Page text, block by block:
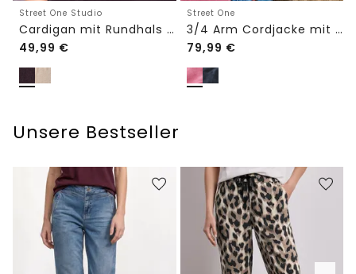
Street One Studio
Cardigan mit Rundhals und Knöpfen
49,99 €
Street One
3/4 Arm Cordjacke mit Hemdkragen
79,99 €
Unsere Bestseller